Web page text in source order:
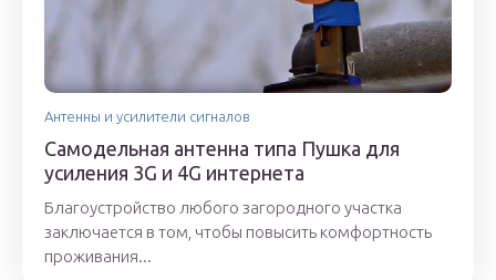
Антенны и усилители сигналов
Самодельная антенна типа Пушка для
усиления 3G и 4G интернета
Благоустройство любого загородного участка
заключается в том, чтобы повысить комфортность
проживания...